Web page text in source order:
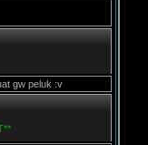
gw peluk :v